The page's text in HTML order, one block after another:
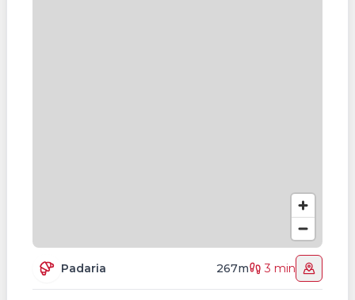
Padaria 267m 3 min